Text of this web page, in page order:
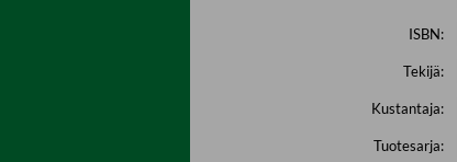
ISBN:
Tekijä:
Kustantaja:
Tuotesarja: